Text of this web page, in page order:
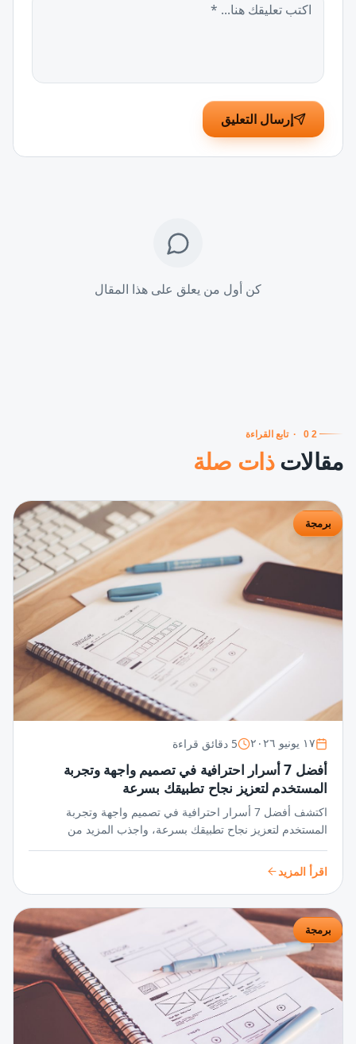
إرسال التعليق
كن أول من يعلق على هذا المقال
02
·تابع القراءة
مقالات ذات صلة
برمجة
١٧ يونيو ٢٠٢٦ 5 دقائق قراءة
أفضل 7 أسرار احترافية في تصميم واجهة وتجربة
المستخدم لتعزيز نجاح تطبيقك بسرعة
اكتشف أفضل 7 أسرار احترافية في تصميم واجهة وتجربة
المستخدم لتعزيز نجاح تطبيقك بسرعة، واجذب المزيد من
مستمرًا ورضا عالي.
اقرأ المزيد
برمجة